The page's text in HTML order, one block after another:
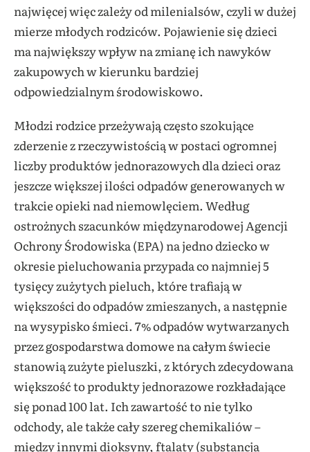
najwięcej więc zależy od milenialsów, czyli w dużej
mierze młodych rodziców. Pojawienie się dzieci
ma największy wpływ na zmianę ich nawyków
zakupowych w kierunku bardziej
odpowiedzialnym środowiskowo.
Młodzi rodzice przeżywają często szokujące
zderzenie z rzeczywistością w postaci ogromnej
liczby produktów jednorazowych dla dzieci oraz
jeszcze większej ilości odpadów generowanych w
trakcie opieki nad niemowlęciem. Według
ostrożnych szacunków międzynarodowej Agencji
Ochrony Środowiska (EPA) na jedno dziecko w
okresie pieluchowania przypada co najmniej 5
tysięcy zużytych pieluch, które trafiają w
większości do odpadów zmieszanych, a następnie
na wysypisko śmieci. 7% odpadów wytwarzanych
przez gospodarstwa domowe na całym świecie
stanowią zużyte pieluszki, z których zdecydowana
większość to produkty jednorazowe rozkładające
się ponad 100 lat. Ich zawartość to nie tylko
odchody, ale także cały szereg chemikaliów –
między innymi dioksyny, ftalaty (substancja